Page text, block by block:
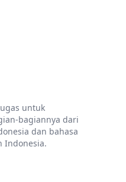
untuk
bagiannya dari
dan bahasa
Indonesia.